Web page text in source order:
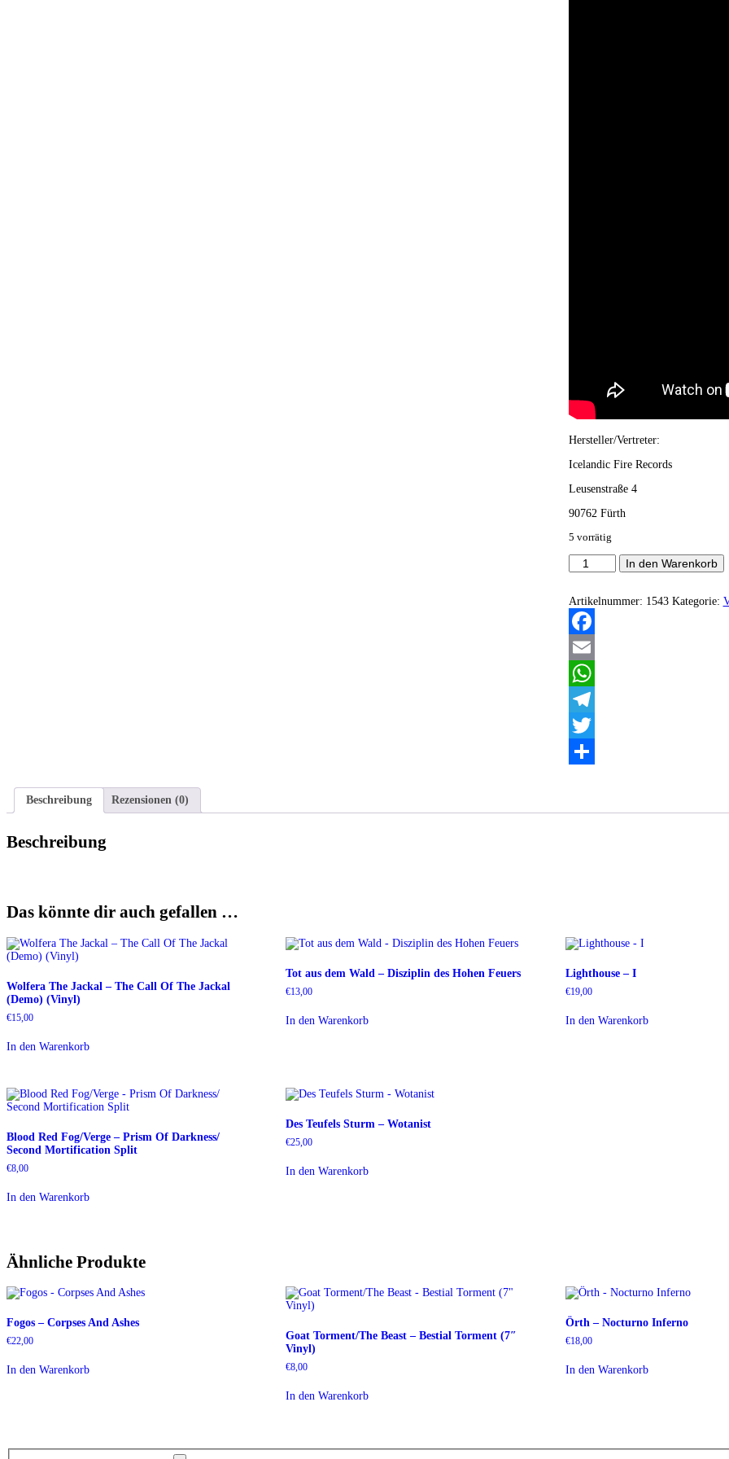
Hersteller/Vertreter:
Icelandic Fire Records
Leusenstraße 4
90762 Fürth
5 vorrätig
Northern
Krig
Concept
of
a
Suicidal
Journey
Menge
In den Warenkorb
Artikelnummer: 1543 Kategorie:
Facebook
Email
WhatsApp
Telegram
Twitter
Beschreibung
Rezensionen (0)
Beschreibung
Das könnte dir auch gefallen …
Wolfera The Jackal ‎– The Call Of The Jackal
(Demo) (Vinyl)
€15,00
In den Warenkorb
Tot aus dem Wald – Disziplin des Hohen Feuers
€13,00
In den Warenkorb
Lighthouse – I
€19,00
In den Warenkorb
Blood Red Fog​/​Verge – Prism Of Darkness​/​
Second Mortification Split
€8,00
In den Warenkorb
Des Teufels Sturm – Wotanist
€25,00
In den Warenkorb
Ähnliche Produkte
Fogos – Corpses And Ashes
€22,00
In den Warenkorb
Goat Torment/The Beast – Bestial Torment (7″
Vinyl)
€8,00
In den Warenkorb
Örth – Nocturno Inferno
€18,00
In den Warenkorb